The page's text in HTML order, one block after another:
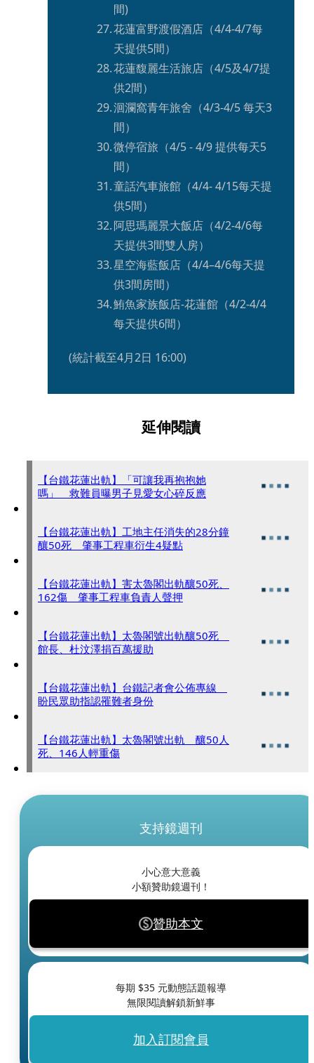
間)
花蓮富野渡假酒店（4/4-4/7每
天提供5間）
花蓮馥麗生活旅店（4/5及4/7提
供2間）
洄瀾窩青年旅舍（4/3-4/5 每天3
間）
微停宿旅（4/5 - 4/9 提供每天5
間）
童話汽車旅館（4/4- 4/15每天提
供5間）
阿思瑪麗景大飯店（4/2-4/6每
天提供3間雙人房）
星空海藍飯店（4/4–4/6每天提
供3間房間）
鮪魚家族飯店-花蓮館（4/2-4/4
每天提供6間）
(統計截至4月2日 16:00)
延伸閱讀
【台鐵花蓮出軌】「可讓我再抱抱她
嗎」 救難員曝男子見愛女心碎反應
【台鐵花蓮出軌】工地主任消失的28分鐘
釀50死 肇事工程車衍生4疑點
【台鐵花蓮出軌】害太魯閣出軌釀50死、
162傷 肇事工程車負責人聲押
【台鐵花蓮出軌】太魯閣號出軌釀50死
館長、杜汶澤捐百萬援助
【台鐵花蓮出軌】台鐵記者會公佈專線
盼民眾助指認罹難者身份
【台鐵花蓮出軌】太魯閣號出軌 釀50人
死、146人輕重傷
支持鏡週刊
小心意大意義
小額贊助鏡週刊！
贊助本文
每期 $35 元動態話題報導
無限閱讀解鎖新鮮事
加入訂閱會員